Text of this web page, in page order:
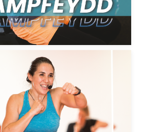
o ystod eang o
MonLife a LesMills i